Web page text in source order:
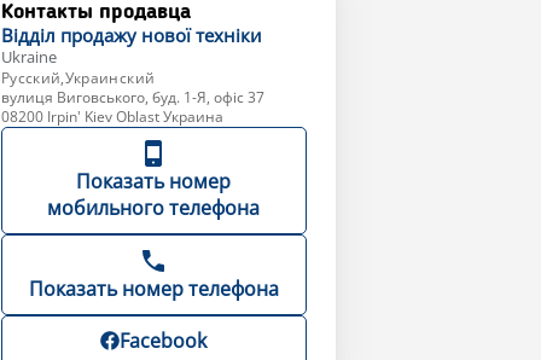
Контакты продавца
Відділ продажу нової техніки
Ukraine
Русский,Украинский
вулиця Виговського, буд. 1-Я, офiс 37
08200 Irpin' Kiev Oblast Украина
Показать номер
мобильного телефона
Показать номер телефона
Facebook